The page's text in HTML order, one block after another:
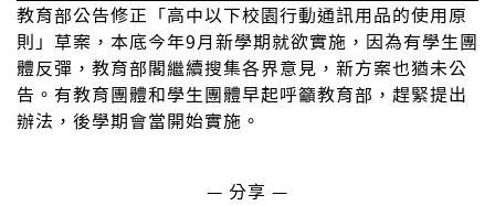
教育部公告修正「高中以下校園行動通訊用品的使用原
則」草案，本底今年9月新學期就欲實施，因為有學生團
體反彈，教育部閣繼續搜集各界意見，新方案也猶未公
告。有教育團體和學生團體早起呼籲教育部，趕緊提出
辦法，後學期會當開始實施。
— 分享 —